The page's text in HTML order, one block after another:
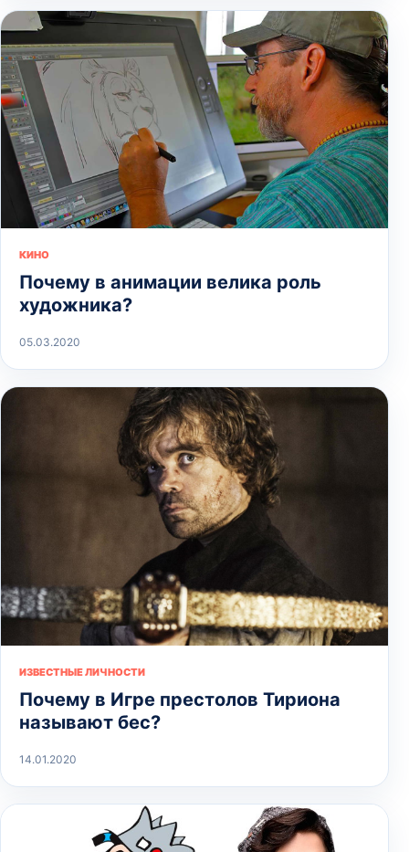
КИНО
Почему в анимации велика роль
художника?
05.03.2020
ИЗВЕСТНЫЕ ЛИЧНОСТИ
Почему в Игре престолов Тириона
называют бес?
14.01.2020